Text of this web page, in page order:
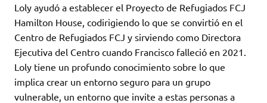
Loly ayudó a establecer el Proyecto de Refugiados FCJ
Hamilton House, codirigiendo lo que se convirtió en el
Centro de Refugiados FCJ y sirviendo como Directora
Ejecutiva del Centro cuando Francisco falleció en 2021.
Loly tiene un profundo conocimiento sobre lo que
implica crear un entorno seguro para un grupo
vulnerable, un entorno que invite a estas personas a